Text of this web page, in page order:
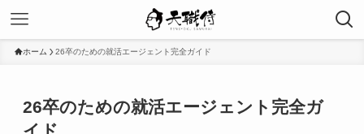
ホーム 26卒のための就活エージェント完全ガイド
26卒のための就活エージェント完全ガ